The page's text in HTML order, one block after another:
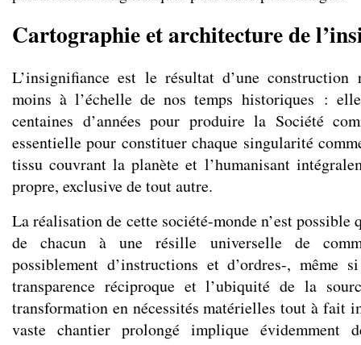
Cartographie et architecture de
L’insignifiance est le résultat d’une construction
moins à l’échelle de nos temps historiques :
centaines d’années pour produire la Société
essentielle pour constituer chaque singularité
tissu couvrant la planète et l’humanisant
propre, exclusive de tout autre.
La réalisation de cette société-monde n’est possible
de chacun à une résille universelle de
possiblement d’instructions et d’ordres-,
transparence réciproque et l’ubiquité de la
transformation en nécessités matérielles tout à fait
vaste chantier prolongé implique évidemment